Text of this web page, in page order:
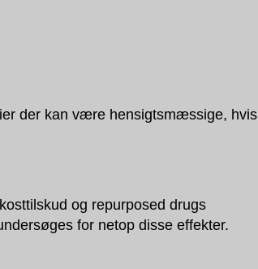
der kan være hensigtsmæssige, hvis
og repurposed drugs
for netop disse effekter.